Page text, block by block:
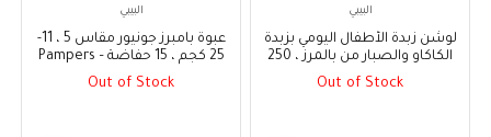
البيبي
لوشن زبدة الأطفال اليومي بزبدة
الكاكاو والصبار من بالمرز ، 250
مل – Palmer’s Baby Butter
Out of Stock
البيبي
عبوة بامبرز جونيور مقاس 5 ، 11-
25 كجم ، 15 حفاضة – Pampers
Pack Junior Size 5, 11-25 kg, 15
Out of Stock